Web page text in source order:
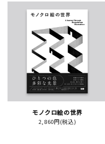
マイアカウント
カートを見る
お買い物ガイド
よくある質問
お問い合わせ
モノクロ絵の世界
2,860円(税込)